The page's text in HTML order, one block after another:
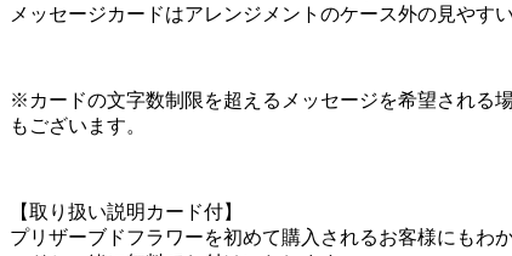
メッセージカードはアレンジメントのケース外の見やす
※カードの文字数制限を超えるメッセージを希望される
もございます。
【取り扱い説明カード付】
プリザーブドフラワーを初めて購入されるお客様にもわ